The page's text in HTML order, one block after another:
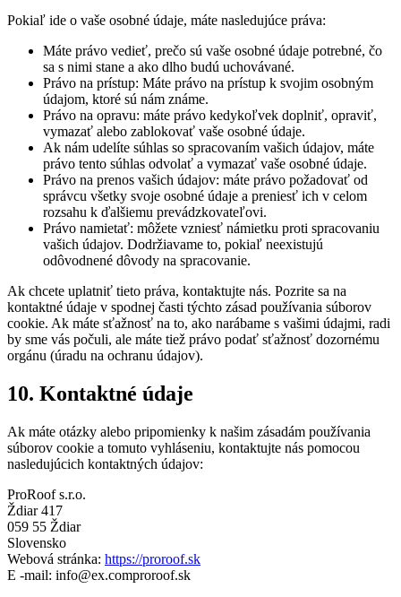
Pokiaľ ide o vaše osobné údaje, máte nasledujúce práva:
Máte právo vedieť, prečo sú vaše osobné údaje potrebné, čo
sa s nimi stane a ako dlho budú uchovávané.
Právo na prístup: Máte právo na prístup k svojim osobným
údajom, ktoré sú nám známe.
Právo na opravu: máte právo kedykoľvek doplniť, opraviť,
vymazať alebo zablokovať vaše osobné údaje.
Ak nám udelíte súhlas so spracovaním vašich údajov, máte
právo tento súhlas odvolať a vymazať vaše osobné údaje.
Právo na prenos vašich údajov: máte právo požadovať od
správcu všetky svoje osobné údaje a preniesť ich v celom
rozsahu k ďalšiemu prevádzkovateľovi.
Právo namietať: môžete vzniesť námietku proti spracovaniu
vašich údajov. Dodržiavame to, pokiaľ neexistujú
odôvodnené dôvody na spracovanie.
Ak chcete uplatniť tieto práva, kontaktujte nás. Pozrite sa na
kontaktné údaje v spodnej časti týchto zásad používania súborov
cookie. Ak máte sťažnosť na to, ako narábame s vašimi údajmi, radi
by sme vás počuli, ale máte tiež právo podať sťažnosť dozornému
orgánu (úradu na ochranu údajov).
10. Kontaktné údaje
Ak máte otázky alebo pripomienky k našim zásadám používania
súborov cookie a tomuto vyhláseniu, kontaktujte nás pomocou
nasledujúcich kontaktných údajov:
ProRoof s.r.o.
Ždiar 417
059 55 Ždiar
Slovensko
Webová stránka: https://proroof.sk
E -mail: info@ex.comproroof.sk